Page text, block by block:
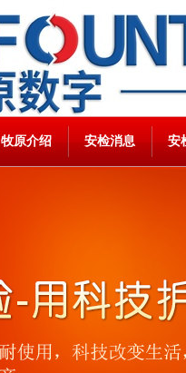
牧原介绍 安检消息 安